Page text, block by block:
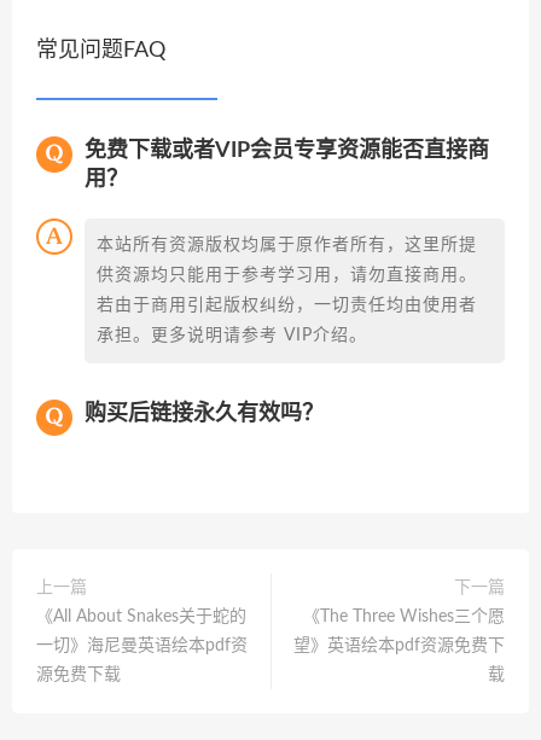
常见问题FAQ
免费下载或者VIP会员专享资源能否直接商
用？
本站所有资源版权均属于原作者所有，这里所提
供资源均只能用于参考学习用，请勿直接商用。
若由于商用引起版权纠纷，一切责任均由使用者
承担。更多说明请参考 VIP介绍。
购买后链接永久有效吗？
上一篇
《All About Snakes关于蛇的
一切》海尼曼英语绘本pdf资
源免费下载
下一篇
《The Three Wishes三个愿
望》英语绘本pdf资源免费下
载